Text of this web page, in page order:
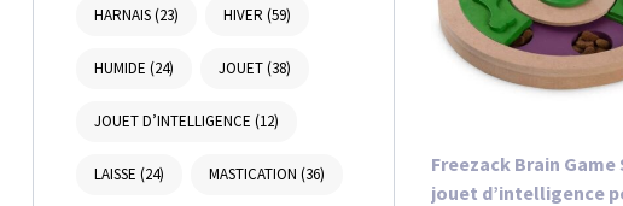
HARNAIS(23) HIVER (59)
HUMIDE (24) JOUET(38)
JOUET D’INTELLIGENCE (12)
LAISSE (24) MASTICATION (36)
Freezack Brain Game
jouet d’intelligence